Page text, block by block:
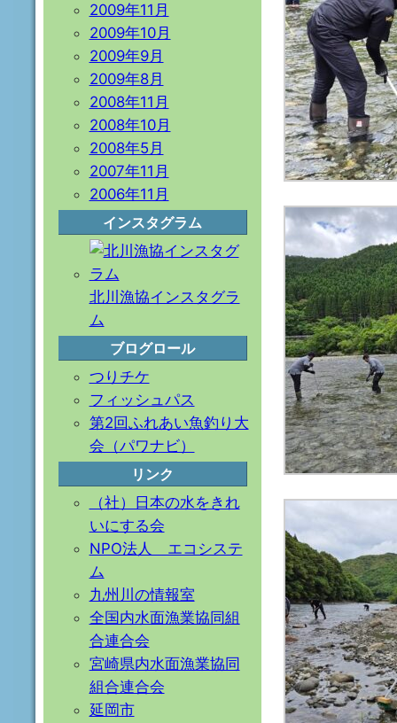
2009年11月
2009年10月
2009年9月
2009年8月
2008年11月
2008年10月
2008年5月
2007年11月
2006年11月
インスタグラム
北川漁協インスタグラ
ム
ブログロール
つりチケ
フィッシュパス
第2回ふれあい魚釣り大
会（パワナビ）
リンク
（社）日本の水をきれ
いにする会
NPO法人 エコシステ
ム
九州川の情報室
全国内水面漁業協同組
合連合会
宮崎県内水面漁業協同
組合連合会
延岡市